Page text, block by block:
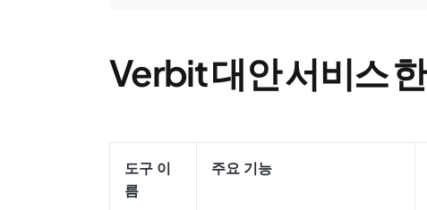
Verbit 대안 서비스
도구 이
름
주요 기능